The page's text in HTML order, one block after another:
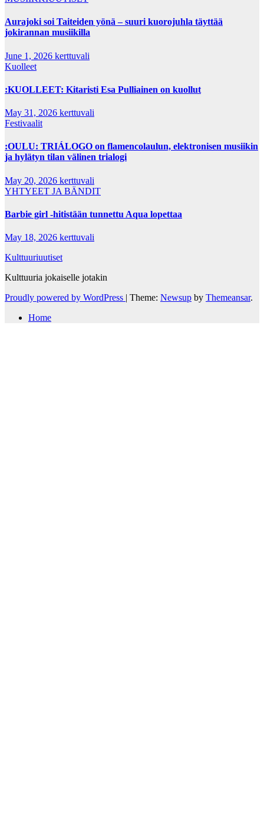
Aurajoki soi Taiteiden yönä – suuri kuorojuhla täyttää
jokirannan musiikilla
June 1, 2026 kerttuvali
Kuolleet
:KUOLLEET: Kitaristi Esa Pulliainen on kuollut
May 31, 2026 kerttuvali
Festivaalit
:OULU: TRIÁLOGO on flamencolaulun, elektronisen musiikin
ja hylätyn tilan välinen trialogi
May 20, 2026 kerttuvali
YHTYEET JA BÄNDIT
Barbie girl -hitistään tunnettu Aqua lopettaa
May 18, 2026 kerttuvali
Kulttuuriuutiset
Kulttuuria jokaiselle jotakin
Proudly powered by WordPress | Theme: Newsup by Themeansar.
Home